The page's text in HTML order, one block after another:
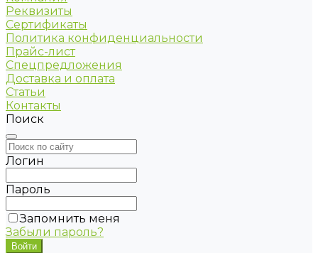
Реквизиты
Сертификаты
Политика конфиденциальности
Прайс-лист
Спецпредложения
Доставка и оплата
Статьи
Контакты
Поиск
Логин
Пароль
Запомнить меня
Забыли пароль?